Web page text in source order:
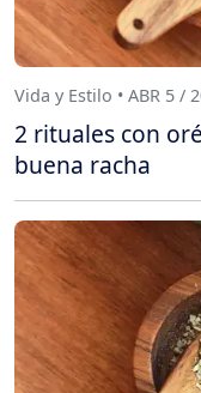
Vida y Estilo • ABR 5 /
2 rituales con
buena racha